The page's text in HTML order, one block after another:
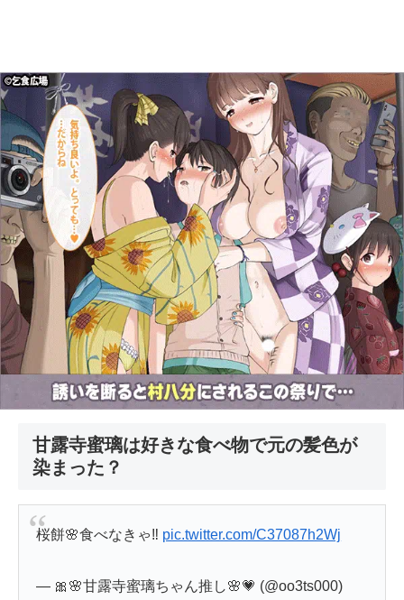
甘露寺蜜璃は好きな食べ物で元の髪色が
染まった？
桜餅🌸食べなきゃ‼︎ pic.twitter.com/C37087h2Wj
— 🎀🌸甘露寺蜜璃ちゃん推し🌸💗 (@oo3ts000)